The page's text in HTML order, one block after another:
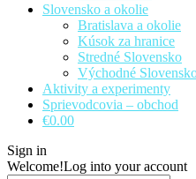
Slovensko a okolie
Bratislava a okolie
Kúsok za hranice
Stredné Slovensko
Východné
Aktivity a experimenty
Sprievodcovia – obchod
€0.00
Sign in
Welcome!Log into your account